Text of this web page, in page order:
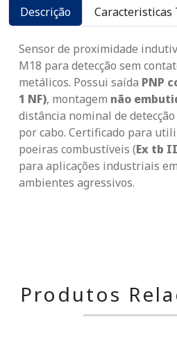
Descrição Caracteristicas
Sensor de proximidade
M18 para detecção sem
metálicos. Possui saída PNP
1 NF), montagem não
distância nominal de detecção
por cabo. Certificado para
poeiras combustíveis (Ex tb
para aplicações industriais
ambientes agressivos.
Produtos